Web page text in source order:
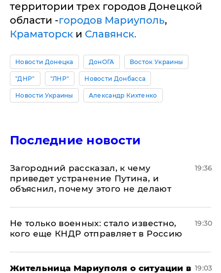
территории трех городов Донецкой
области -городов Мариуполь,
Краматорск и Славянск.
Новости Донецка ДонОГА Восток Украины
"ДНР" "ЛНР" Новости Донбасса
Новости Украины Александр Кихтенко
Последние новости
Загородний рассказал, к чему
приведет устранение Путина, и
объяснил, почему этого не делают
19:36
Не только военных: стало известно,
кого еще КНДР отправляет в Россию
19:30
Жительница Мариуполя о ситуации в 19:03